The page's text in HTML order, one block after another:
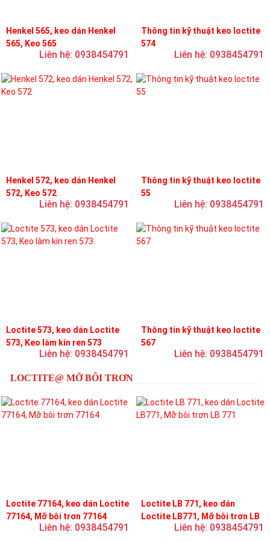
Henkel 565, keo dán Henkel
565, Keo 565
Liên hệ: 0938454791
Thông tin kỹ thuật keo loctite
574
Liên hệ: 0938454791
Henkel 572, keo dán Henkel
572, Keo 572
Liên hệ: 0938454791
Thông tin kỹ thuật keo loctite
55
Liên hệ: 0938454791
Loctite 573, keo dán Loctite
573, Keo làm kín ren 573
Liên hệ: 0938454791
Thông tin kỹ thuật keo loctite
567
Liên hệ: 0938454791
LOCTITE@ MỠ BÔI TRƠN
Loctite 77164, keo dán Loctite
77164, Mỡ bôi trơn 77164
Liên hệ: 0938454791
Loctite LB 771, keo dán
Loctite LB771, Mỡ bôi trơn LB
Liên hệ: 0938454791